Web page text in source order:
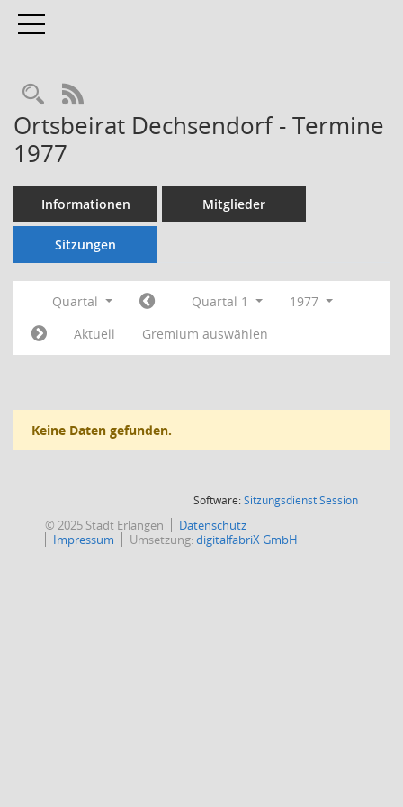
Toggle navigation
Rechercheauswahl
RSS-Feed
Ortsbeirat Dechsendorf - Termine
1977
Informationen Mitglieder
Sitzungen
Quartal Quartal 1
1977
Aktuell
Gremium auswählen
Keine Daten gefunden.
Software:SitzungsdienstSession(Wird in
© 2025 Stadt Erlangen
Datenschutz
Impressum
Umsetzung:digitalfabriX GmbH